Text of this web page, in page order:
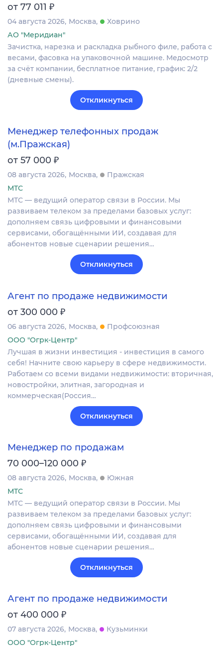
от 77 011 ₽
04 августа 2026 Москва
Ховрино
АО "Меридиан"
Зачистка, нарезка и раскладка рыбного филе, работа с
весами, фасовка на упаковочной машине. Медосмотр
за счёт компании, бесплатное питание, график: 2/2
(дневные смены).
Откликнуться
Менеджер телефонных продаж
(м.Пражская)
от 57 000 ₽
08 августа 2026 Москва
Пражская
МТС
МТС — ведущий оператор связи в России. Мы
развиваем телеком за пределами базовых услуг:
дополняем связь цифровыми и финансовыми
сервисами, обогащёнными ИИ, создавая для
абонентов новые сценарии решения…
Откликнуться
Агент по продаже недвижимости
от 300 000 ₽
06 августа 2026 Москва
Профсоюзная
ООО "Огрк-Центр"
Лучшая в жизни инвестиция - инвестиция в самого
себя! Начните свою карьеру в сфере недвижимости.
Работаем со всеми видами недвижимости: вторичная,
новостройки, элитная, загородная и
коммерческая(Россия…
Откликнуться
Менеджер по продажам
70 000–120 000 ₽
08 августа 2026 Москва
Южная
МТС
МТС — ведущий оператор связи в России. Мы
развиваем телеком за пределами базовых услуг:
дополняем связь цифровыми и финансовыми
сервисами, обогащёнными ИИ, создавая для
абонентов новые сценарии решения…
Откликнуться
Агент по продаже недвижимости
от 400 000 ₽
07 августа 2026 Москва
Кузьминки
ООО "Огрк-Центр"